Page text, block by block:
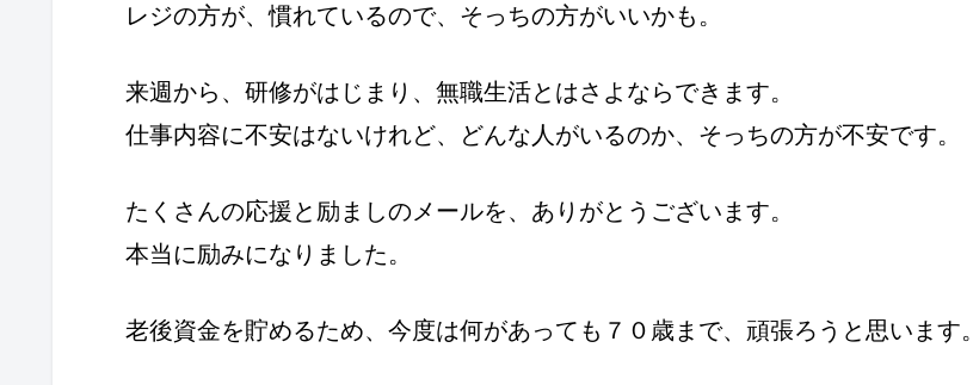
レジの方が、慣れているので、そっちの方がいいかも。
来週から、研修がはじまり、無職生活とはさよならできます。
仕事内容に不安はないけれど、どんな人がいるのか、そっちの方が不安です。
たくさんの応援と励ましのメールを、ありがとうございます。
本当に励みになりました。
老後資金を貯めるため、今度は何があっても７０歳まで、頑張ろうと思います。